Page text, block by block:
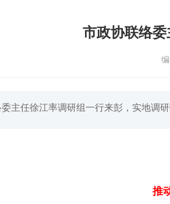
市政协联络
编
主任徐江率调研组一行来彭，实地调
推